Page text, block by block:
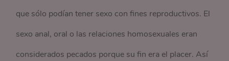
que sólo podían tener sexo con fines reproductivos. El
sexo anal, oral o las relaciones homosexuales eran
considerados pecados porque su fin era el placer. Así